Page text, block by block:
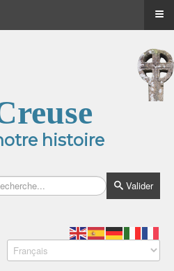
histoire
Valider
≡
≡